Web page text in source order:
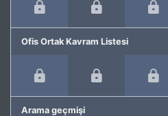
Ofis Ortak Kavram Listesi
Arama geçmişi